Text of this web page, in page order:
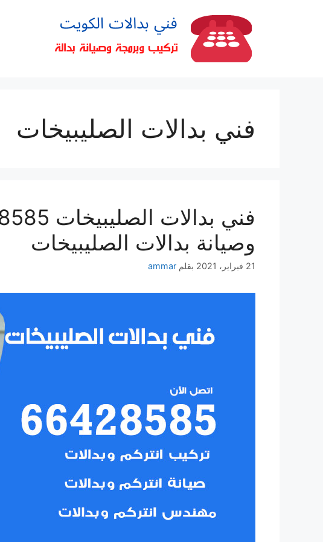
فني بدالات الصليبيخات
وصيانة بدالات الصليبيخات
21 فبراير، 2021 بقلم ammar